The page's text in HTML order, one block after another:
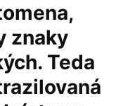
znaky
Teda